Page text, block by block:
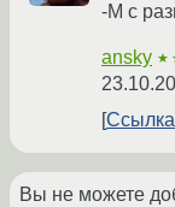
-M с
ansky
Ссылка
Вы не можете